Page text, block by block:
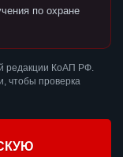
по охране
редакции КоАП РФ.
чтобы проверка